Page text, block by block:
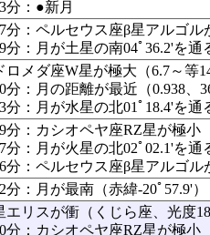
分：●新月
分：ペルセウス座β星アルゴル
分：月が土星の南04ﾟ36.2'を通
ロメダ座W星が極大（6.7～等
分：月の距離が最近（0.938、
分：月が水星の北01ﾟ18.4'を通
分：カシオペヤ座RZ星が極小
分：月が火星の北02ﾟ02.1'を通
分：ペルセウス座β星アルゴル
分：月が最南（赤緯-20ﾟ57.9'）
エリスが衝（くじら座、光度
分：カシオペヤ座RZ星が極小